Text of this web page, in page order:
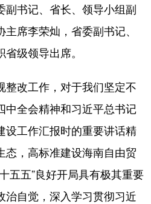
副书记、省长、领导小组副
席李荣灿，省委副书记、
级领导出席。
改工作，对于我们坚定不
中全会精神和习近平总书记
设工作汇报时的重要讲话精
态，高标准建设海南自由贸
五五”良好开局具有极其重要
治自觉，深入学习贯彻习近